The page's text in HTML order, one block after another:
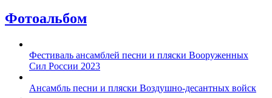
Фотоальбом
Фестиваль ансамблей песни и пляски Вооруженных
Сил России 2023
Ансамбль песни и пляски Воздушно-десантных войск